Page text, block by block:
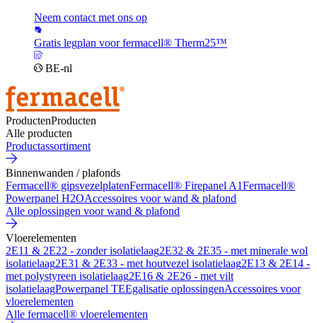
Neem contact met ons op
Gratis legplan voor fermacell® Therm25™
BE-nl
ProductenProducten
Alle producten
Productassortiment
Binnenwanden / plafonds
Fermacell® gipsvezelplatenFermacell® Firepanel A1Fermacell®
Powerpanel H2OAccessoires voor wand & plafond
Alle oplossingen voor wand & plafond
Vloerelementen
2E11 & 2E22 - zonder isolatielaag2E32 & 2E35 - met minerale wol
isolatielaag2E31 & 2E33 - met houtvezel isolatielaag2E13 & 2E14 -
met polystyreen isolatielaag2E16 & 2E26 - met vilt
isolatielaagPowerpanel TEEgalisatie oplossingenAccessoires voor
vloerelementen
Alle fermacell® vloerelementen